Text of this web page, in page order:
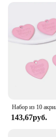
143,67руб.